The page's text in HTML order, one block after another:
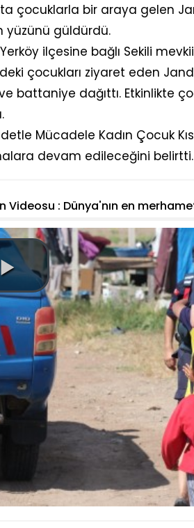
çocuklarla bir araya gelen
yüzünü güldürdü.
Yerköy ilçesine bağlı Sekili
çocukları ziyaret eden
battaniye dağıttı. Etkinlikte
Mücadele Kadın Çocuk
devam edileceğini belirtti.
Videosu : Dünya'nın en